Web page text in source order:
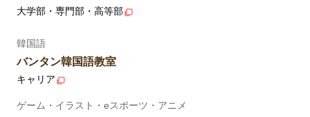
大学部・専門部・高等部
韓国語
バンタン韓国語教室
キャリア
ゲーム・イラスト・eスポーツ・アニメ